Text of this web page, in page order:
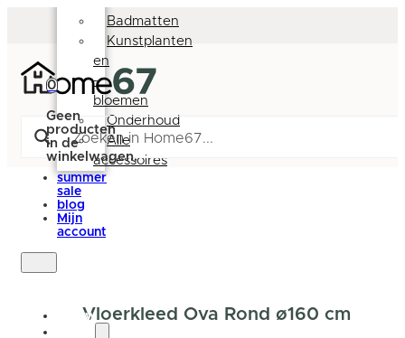
0
Geen
producten
in de
winkelwagen.
Badmatten
Kunstplanten
en
-
bloemen
Onderhoud
Alle
accessoires
summer
sale
blog
Mijn
account
nieuwVloerkleed Ova Rond ø160 cm